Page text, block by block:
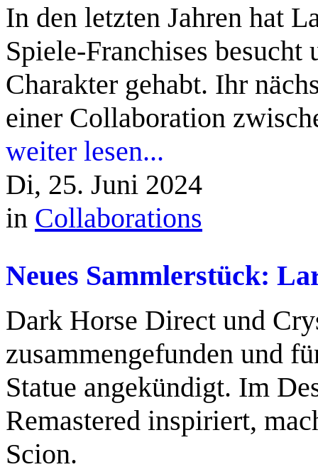
In den letzten Jahren hat
Spiele-Franchises
Charakter gehabt. Ihr
einer Collaboration
weiter lesen...
Di, 25. Juni 2024
in Collaborations
Neues Sammlerstück:
Dark Horse Direct und
zusammengefunden und
Statue angekündigt. Im
Remastered inspiriert,
Scion.